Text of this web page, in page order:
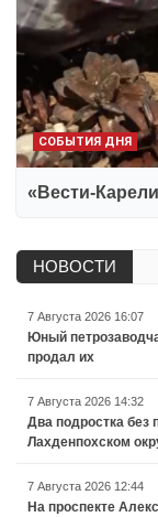
СОБЫТИЯ ДНЯ
«Вести-
НОВОСТИ
7 Августа 2026 16:07
Юный
продал их
7 Августа 2026 14:32
Два подростка без
Лахденпохском
7 Августа 2026 12:44
На проспекте